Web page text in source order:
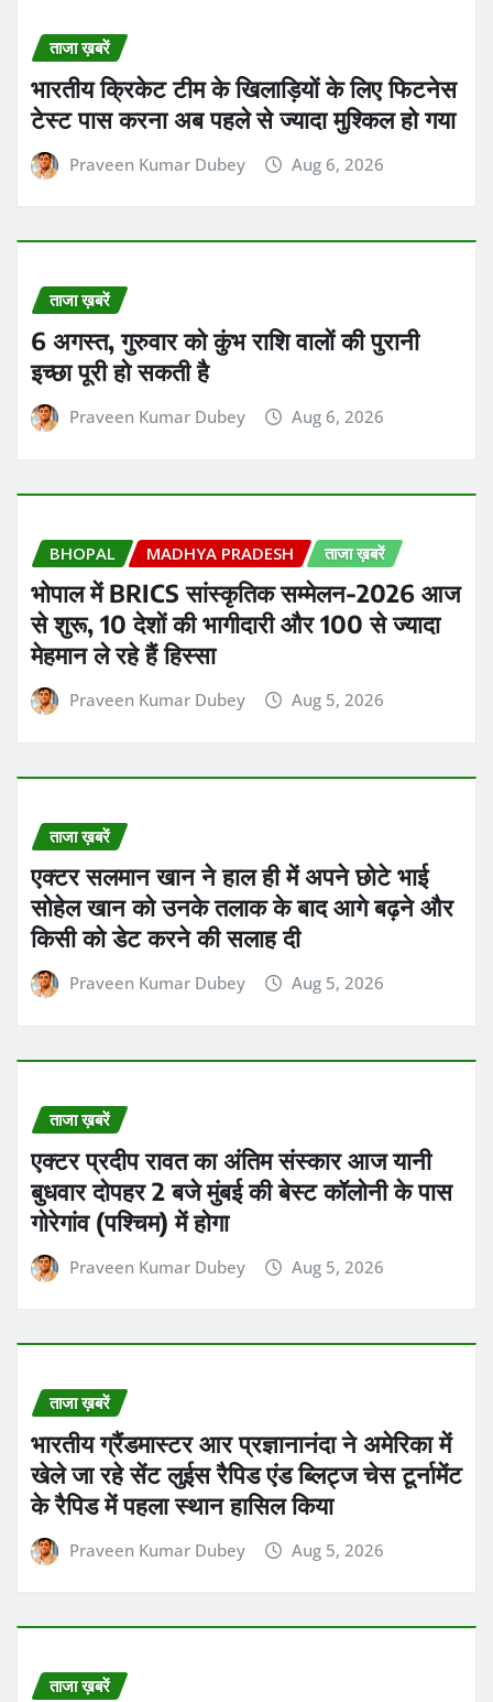
BHOPAL
मेहमान ले रहे हैं हिस्सा
Praveen Kumar Dubey
ताजा ख़बरें
सोहेल खान को उनके तलाक के बाद आगे बढ़ने और
किसी को डेट करने की सलाह दी
Praveen Kumar Dubey Aug 5, 2026
ताजा ख़बरें
बुधवार दोपहर 2 बजे मुंबई की बेस्ट कॉलोनी के पास
गोरेगांव (पश्चिम) में होगा
Praveen Kumar Dubey Aug 5, 2026
ताजा ख़बरें
खेले जा रहे सेंट लुईस रैपिड एंड ब्लिट्ज चेस टूर्नामेंट
के रैपिड में पहला स्थान हासिल किया
Praveen Kumar Dubey Aug 5, 2026
ताजा ख़बरें
के क्वींस पार्क ओवल में खेले जा रहे दूसरे टेस्ट के
तीसरे दिन पाकिस्तान ने मैच पर मजबूत पकड़ बना
ली
Praveen Kumar Dubey Aug 5, 2026
ADVERTISMENT